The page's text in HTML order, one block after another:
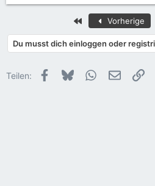
Erste Vorherige
Du musst dich einloggen oder
Teilen: Facebook
Bluesky WhatsApp
E-MailLink